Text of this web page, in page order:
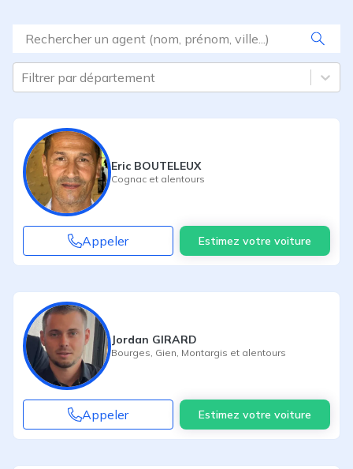
Filtrer par département
Eric BOUTELEUX
Cognac et alentours
Appeler Estimez votre voiture
Jordan GIRARD
Bourges Gien Montargis et alentours
Appeler Estimez votre voiture